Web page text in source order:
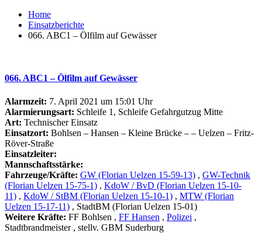
Home
Einsatzberichte
066. ABC1 – Ölfilm auf Gewässer
066. ABC1 – Ölfilm auf Gewässer
Alarmzeit: 7. April 2021 um 15:01 Uhr
Alarmierungsart: Schleife 1, Schleife Gefahrgutzug Mitte
Art: Technischer Einsatz
Einsatzort: Bohlsen – Hansen – Kleine Brücke – – Uelzen – Fritz-
Röver-Straße
Einsatzleiter:
Mannschaftsstärke:
Fahrzeuge/Kräfte: GW (Florian Uelzen 15-59-13) , GW-Technik
(Florian Uelzen 15-75-1) , KdoW / BvD (Florian Uelzen 15-10-
11) , KdoW / StBM (Florian Uelzen 15-10-1) , MTW (Florian
Uelzen 15-17-11) , StadtBM (Florian Uelzen 15-01)
Weitere Kräfte: FF Bohlsen , FF Hansen , Polizei ,
Stadtbrandmeister , stellv. GBM Suderburg